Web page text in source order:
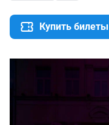
Купить билеты